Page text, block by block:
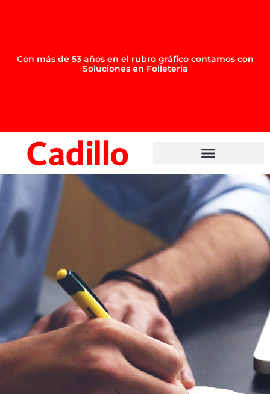
Con más de 53 años en el rubro gráfico contamos con
Soluciones en Folletería